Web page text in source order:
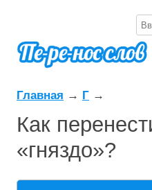
Главная → Г →
Как
«гняздо»?